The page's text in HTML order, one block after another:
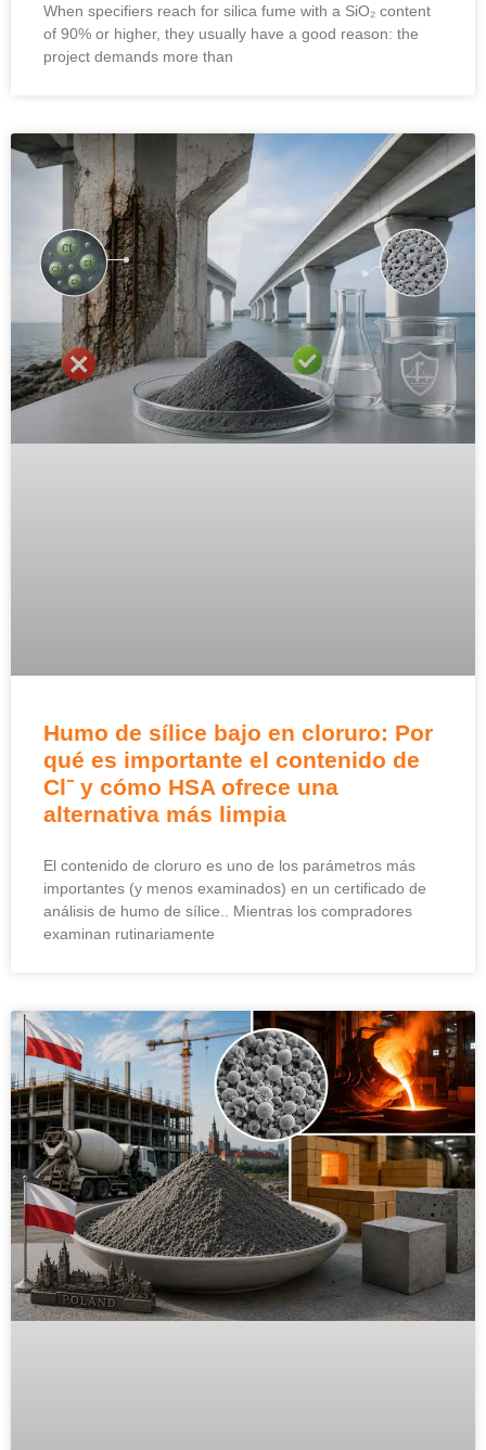
When specifiers reach for silica fume with a SiO₂ content
of 90% or higher, they usually have a good reason: the
project demands more than
Humo de sílice bajo en cloruro: Por
qué es importante el contenido de
Cl⁻ y cómo HSA ofrece una
alternativa más limpia
El contenido de cloruro es uno de los parámetros más
importantes (y menos examinados) en un certificado de
análisis de humo de sílice.. Mientras los compradores
examinan rutinariamente